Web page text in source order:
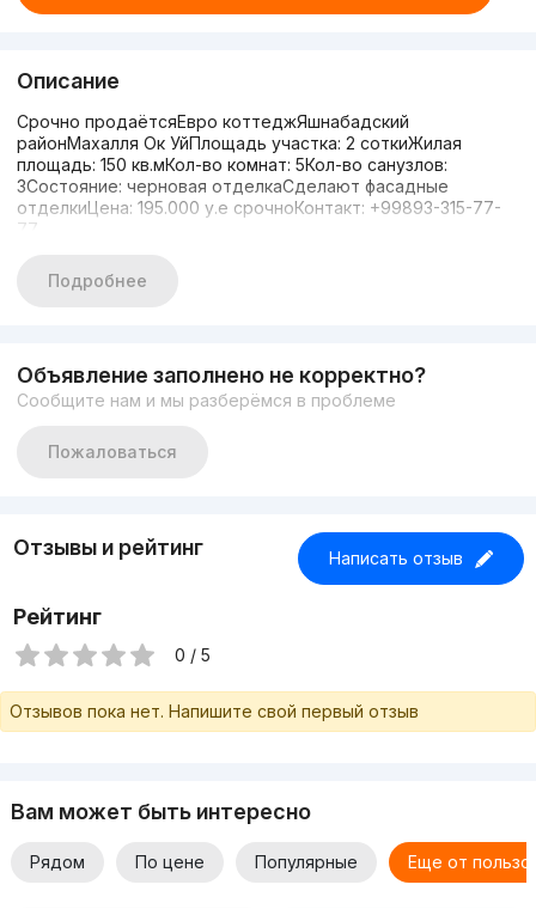
Описание
Срочно продаётсяЕвро коттеджЯшнабадский
районМахалля Ок УйПлощадь участка: 2 соткиЖилая
площадь: 150 кв.мКол-во комнат: 5Кол-во санузлов:
3Состояние: черновая отделкаСделают фасадные
отделкиЦена: 195.000 у.е срочноКонтакт: +99893-315-77-
77
Подробнее
Объявление заполнено не корректно?
Сообщите нам и мы разберёмся в проблеме
Пожаловаться
Отзывы и рейтинг Написать отзыв
Рейтинг
0 / 5
Отзывов пока нет. Напишите свой первый отзыв
Вам может быть интересно
Рядом По цене Популярные Еще от